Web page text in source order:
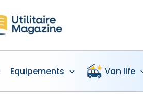
Equipements Van life